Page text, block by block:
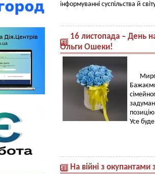
інформуванні суспільства й
16 листопада – День
Ольги Ошеки!
Усе
На війні з